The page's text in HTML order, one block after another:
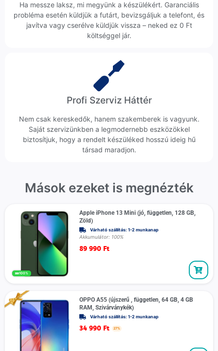
Ha messze laksz, mi megyünk a készülékért. Garanciális
probléma esetén küldjük a futárt, bevizsgáljuk a telefont, és
javítva vagy cserélve küldjük vissza – neked ez 0 Ft
költséggel jár.
Profi Szerviz Háttér
Nem csak kereskedők, hanem szakemberek is vagyunk.
Saját szervizünkben a legmodernebb eszközökkel
biztosítjuk, hogy a rendelt készüléked hosszú ideig hű
társad maradjon.
Mások ezeket is megnézték
100%
Apple iPhone 13 Mini (jó, független, 128 GB,
Zöld)
Várható szállítás: 1-2 munkanap
Akkumulátor: 100%
89 990 Ft
OPPO A55 (újszerű , független, 64 GB, 4 GB
RAM, Szivárványkék)
Várható szállítás: 1-2 munkanap
34 990 Ft 27%